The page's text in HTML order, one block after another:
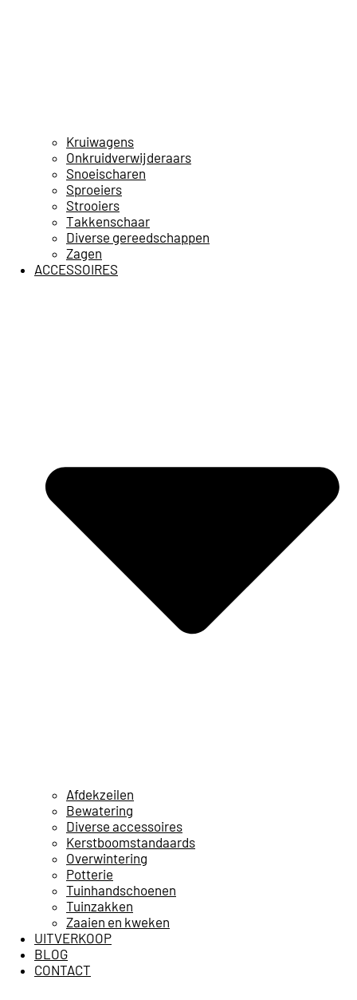
Kruiwagens
Onkruidverwijderaars
Snoeischaren
Sproeiers
Strooiers
Takkenschaar
Diverse gereedschappen
Zagen
ACCESSOIRES
Afdekzeilen
Bewatering
Diverse accessoires
Kerstboomstandaards
Overwintering
Potterie
Tuinhandschoenen
Tuinzakken
Zaaien en kweken
UITVERKOOP
BLOG
CONTACT